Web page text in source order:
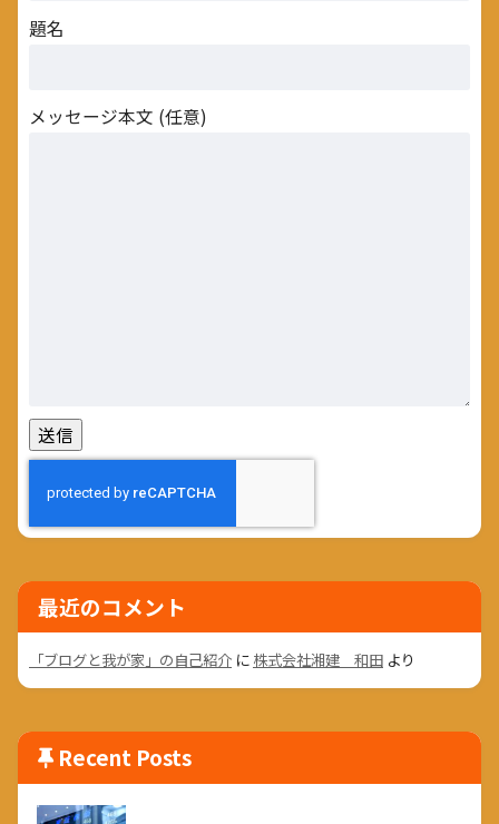
題名
メッセージ本文 (任意)
最近のコメント
「ブログと我が家」の自己紹介 に 株式会社湘建 和田 より
Recent Posts